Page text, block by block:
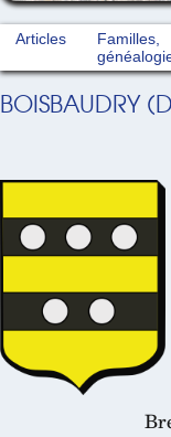
Articles
Familles,
BOISBAUDRY